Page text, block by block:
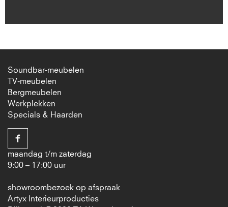
Soundbar-meubelen
TV-meubelen
Bergmeubelen
Werkplekken
Specials & Haarden
maandag t/m zaterdag
9:00 – 17:00 uur
showroombezoek op afspraak
Artyx Interieurproducties